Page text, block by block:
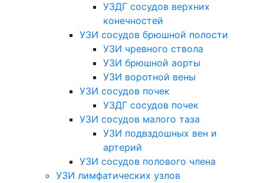
УЗДГ сосудов верхних
конечностей
УЗИ сосудов брюшной полости
УЗИ чревного ствола
УЗИ брюшной аорты
УЗИ воротной вены
УЗИ сосудов почек
УЗДГ сосудов почек
УЗИ сосудов малого таза
УЗИ подвздошных вен и
артерий
УЗИ сосудов полового члена
УЗИ лимфатических узлов